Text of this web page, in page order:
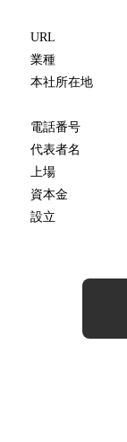
URL
業種
本社所在地
電話番号
代表者名
上場
資本金
設立